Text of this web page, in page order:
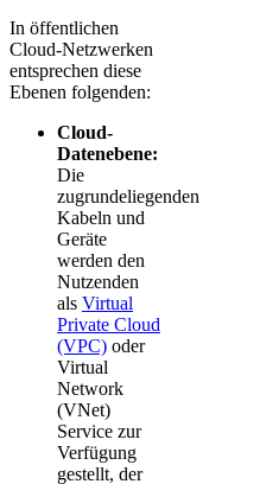
In öffentlichen
Cloud-Netzwerken
entsprechen diese
Ebenen folgenden:
Cloud-
Datenebene:
Die
zugrundeliegenden
Kabeln und
Geräte
werden den
Nutzenden
als Virtual
Private Cloud
(VPC) oder
Virtual
Network
(VNet)
Service zur
Verfügung
gestellt, der